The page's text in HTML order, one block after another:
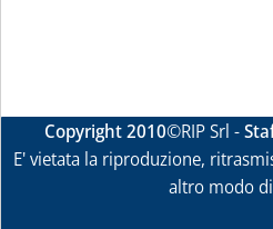
Copyright 2010©RIP Srl -
E' vietata la riproduzione,
altro modo